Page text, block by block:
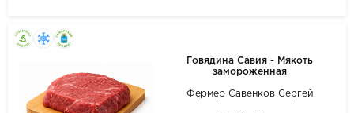
Говядина Савия - Мякоть
замороженная
Фермер Савенков Сергей